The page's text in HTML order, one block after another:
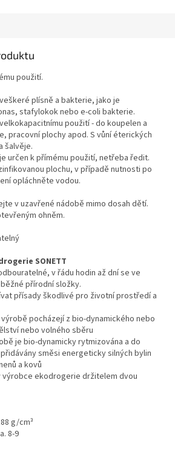
použití.
plísně a bakterie, jako je
stafylokok nebo e-coli bakterie.
použití - do koupelen a
pracovní plochy apod. S vůní éterických
šalvěje.
určen k přímému použití, netřeba ředit.
plochu, v případě nutnosti po
opláchněte vodou.
v uzavřené nádobě mimo dosah dětí.
ohněm.
SONETT
v řádu hodin až dní se ve
přírodní složky.
přísady škodlivé pro životní prostředí a
pocházejí z bio-dynamického nebo
nebo volného sběru
je bio-dynamicky rytmizována a do
směsi energeticky silných bylin
a kovů
výrobce ekodrogerie držitelem dvou
g/cm³
8-9